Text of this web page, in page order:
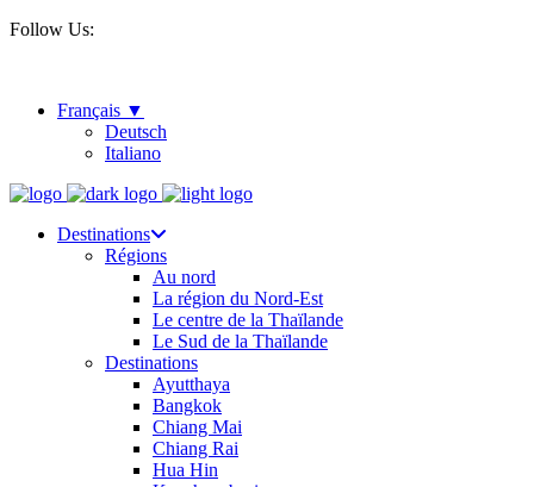
Follow Us:
Français
Deutsch
Italiano
Destinations
Régions
Au nord
La région du Nord-Est
Le centre de la Thaïlande
Le Sud de la Thaïlande
Destinations
Ayutthaya
Bangkok
Chiang Mai
Chiang Rai
Hua Hin